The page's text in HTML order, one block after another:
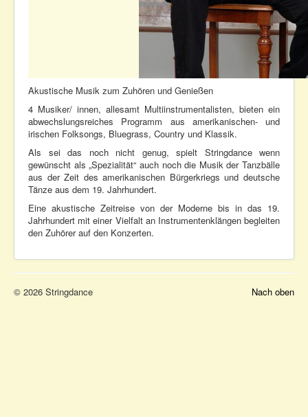
Akustische Musik zum Zuhören und Genießen
4 Musiker/ innen, allesamt Multiinstrumentalisten, bieten ein
abwechslungsreiches Programm aus amerikanischen- und
irischen Folksongs, Bluegrass, Country und Klassik.
Als sei das noch nicht genug, spielt Stringdance wenn
gewünscht als „Spezialität“ auch noch die Musik der Tanzbälle
aus der Zeit des amerikanischen Bürgerkriegs und deutsche
Tänze aus dem 19. Jahrhundert.
Eine akustische Zeitreise von der Moderne bis in das 19.
Jahrhundert mit einer Vielfalt an Instrumentenklängen begleiten
den Zuhörer auf den Konzerten.
Nach oben
© 2026 Stringdance